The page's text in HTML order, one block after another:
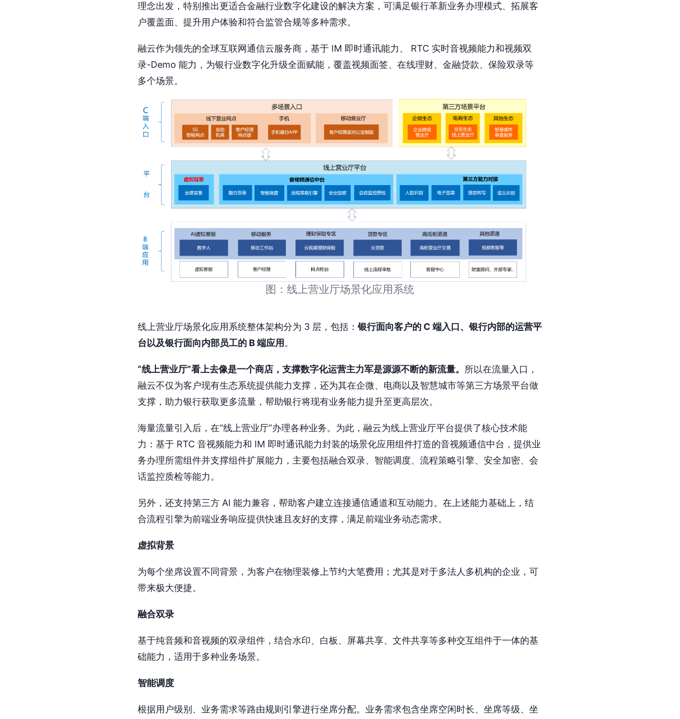
理念出发，特别推出更适合金融行业数字化建设的解决方案，可满足银行革新业务办理模式、拓展客
户覆盖面、提升用户体验和符合监管合规等多种需求。
融云作为领先的全球互联网通信云服务商，基于 IM 即时通讯能力、 RTC 实时音视频能力和视频双
录-Demo 能力，为银行业数字化升级全面赋能，覆盖视频面签、在线理财、金融贷款、保险双录等
多个场景。
图：线上营业厅场景化应用系统
线上营业厅场景化应用系统整体架构分为 3 层，包括：银行面向客户的 C 端入口、银行内部的运营平
台以及银行面向内部员工的 B 端应用 。
“线上营业厅”看上去像是一个商店，支撑数字化运营主力军是源源不断的新流量。 所以在流量入口，
融云不仅为客户现有生态系统提供能力支撑，还为其在企微、电商以及智慧城市等第三方场景平台做
支撑，助力银行获取更多流量，帮助银行将现有业务能力提升至更高层次。
海量流量引入后，在“线上营业厅”办理各种业务。为此，融云为线上营业厅平台提供了核心技术能
力：基于 RTC 音视频能力和 IM 即时通讯能力封装的场景化应用组件打造的音视频通信中台，提供业
务办理所需组件并支撑组件扩展能力，主要包括融合双录、智能调度、流程策略引擎、安全加密、会
话监控质检等能力。
另外，还支持第三方 AI 能力兼容，帮助客户建立连接通信通道和互动能力。在上述能力基础上，结
合流程引擎为前端业务响应提供快速且友好的支撑，满足前端业务动态需求。
虚拟背景
为每个坐席设置不同背景，为客户在物理装修上节约大笔费用；尤其是对于多法人多机构的企业，可
带来极大便捷。
融合双录
基于纯音频和音视频的双录组件，结合水印、白板、屏幕共享、文件共享等多种交互组件于一体的基
础能力，适用于多种业务场景。
智能调度
根据用户级别、业务需求等路由规则引擎进行坐席分配。业务需求包含坐席空闲时长、坐席等级、坐